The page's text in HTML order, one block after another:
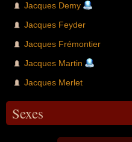
Jacques Demy
Jacques Feyder
Jacques Frémontier
Jacques Martin
Jacques Merlet
Sexes